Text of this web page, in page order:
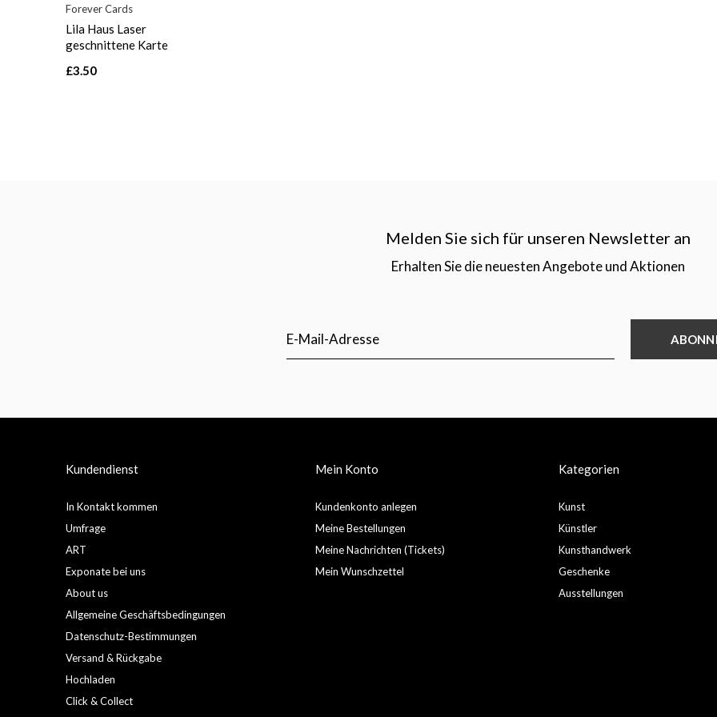
Forever Cards
Lila Haus Laser
geschnittene Karte
£3.50
Melden Sie sich für unseren Newsletter an
Erhalten Sie die neuesten Angebote und Aktionen
Kundendienst
In Kontakt kommen
Umfrage
ART
Exponate bei uns
About us
Allgemeine Geschäftsbedingungen
Datenschutz-Bestimmungen
Versand & Rückgabe
Hochladen
Click & Collect
Mein Konto
Kundenkonto anlegen
Meine Bestellungen
Meine Nachrichten (Tickets)
Mein Wunschzettel
Kategorien
Kunst
Künstler
Kunsthandwerk
Geschenke
Ausstellungen